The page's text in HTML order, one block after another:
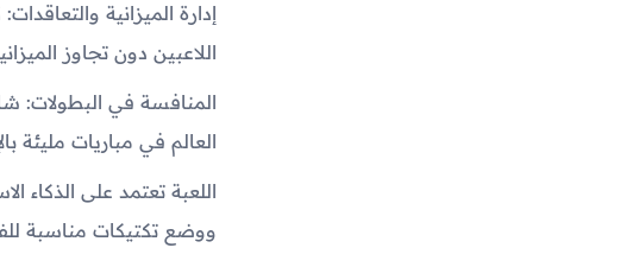
إدارة الميزانية
اللاعبين دون تجاوز
المنافسة في البطولات:
العالم في مباريات مليئة
اللعبة تعتمد على الذكاء
ووضع تكتيكات مناسبة